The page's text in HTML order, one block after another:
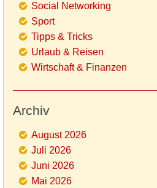
Social Networking
Sport
Tipps & Tricks
Urlaub & Reisen
Wirtschaft & Finanzen
Archiv
August 2026
Juli 2026
Juni 2026
Mai 2026